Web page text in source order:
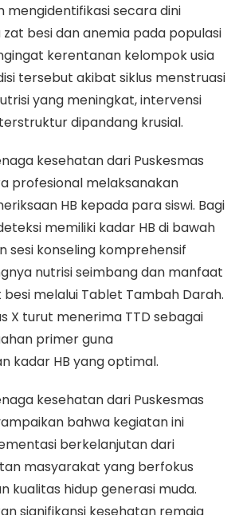
mengidentifikasi secara dini
zat besi dan anemia pada populasi
kerentanan kelompok usia
tersebut akibat siklus menstruasi
yang meningkat, intervensi
dipandang krusial.
kesehatan dari Puskesmas
profesional melaksanakan
HB kepada para siswi. Bagi
memiliki kadar HB di bawah
sesi konseling komprehensif
nutrisi seimbang dan manfaat
melalui Tablet Tambah Darah.
X turut menerima TTD sebagai
primer guna
kadar HB yang optimal.
kesehatan dari Puskesmas
bahwa kegiatan ini
berkelanjutan dari
masyarakat yang berfokus
kualitas hidup generasi muda.
signifikansi kesehatan remaja